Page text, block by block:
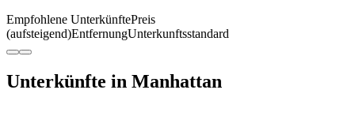
Empfohlene UnterkünftePreis
(aufsteigend)EntfernungUnterkunftsstandard
Unterkünfte in Manhattan